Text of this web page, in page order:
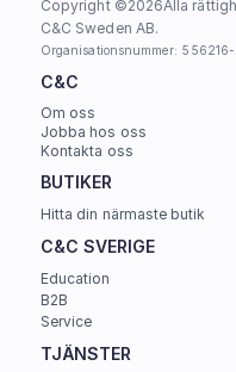
Copyright ©2026Alla
C&C Sweden AB.
Organisationsnummer: 556216-
C&C
Om oss
Jobba hos oss
Kontakta oss
BUTIKER
Hitta din närmaste butik
C&C SVERIGE
Education
B2B
Service
TJÄNSTER